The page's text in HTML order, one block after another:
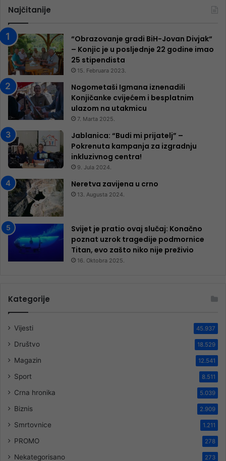
Najčitanije
“Obrazovanje gradi BiH-Jovan Divjak“
– Konjic je u posljednje 22 godine imao
25 ​​stipendista
15. Februara 2023.
Nogometaši Igmana iznenadili
Konjičanke cvijećem i besplatnim
ulazom na utakmicu
7. Marta 2025.
Jablanica: “Budi mi prijatelj” –
Pokrenuta kampanja za izgradnju
inkluzivnog centra!
9. Jula 2024.
Neretva zavijena u crno
13. Augusta 2024.
Svijet je pratio ovaj slučaj: Konačno
poznat uzrok tragedije podmornice
Titan, evo zašto niko nije preživio
16. Oktobra 2025.
Kategorije
Vijesti 45.937
Društvo 18.529
Magazin 12.541
Sport 8.511
Crna hronika 5.039
Biznis 2.909
Smrtovnice 1.211
PROMO 278
Nekategorisano 273